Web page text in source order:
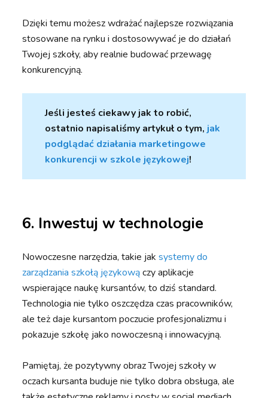
Dzięki temu możesz wdrażać najlepsze rozwiązania
stosowane na rynku i dostosowywać je do działań
Twojej szkoły, aby realnie budować przewagę
konkurencyjną.
Jeśli jesteś ciekawy jak to robić,
ostatnio napisaliśmy artykuł o tym, jak
podglądać działania marketingowe
konkurencji w szkole językowej!
6. Inwestuj w technologie
Nowoczesne narzędzia, takie jaksystemy do
zarządzania szkołą językowączy aplikacje
wspierające naukę kursantów, to dziś standard.
Technologia nie tylko oszczędza czas pracowników,
ale też daje kursantom poczucie profesjonalizmu i
pokazuje szkołę jako nowoczesną i innowacyjną.
Pamiętaj, że pozytywny obraz Twojej szkoły w
oczach kursanta buduje nie tylko dobra obsługa, ale